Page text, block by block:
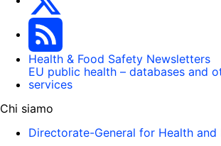
Latest updates
Health & Food Safety Newsletters
EU public health – databases and
services
Chi siamo
Directorate-General for Health and